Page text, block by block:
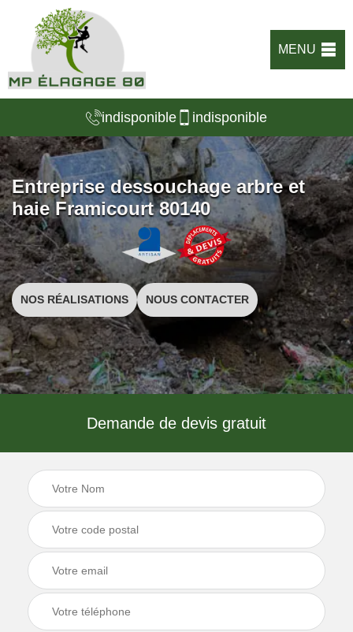
MENU
indisponible indisponible
Entreprise dessouchage arbre et
haie Framicourt 80140
NOS RÉALISATIONS NOUS CONTACTER
Demande de devis gratuit